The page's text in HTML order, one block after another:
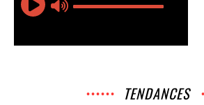
TENDANCES